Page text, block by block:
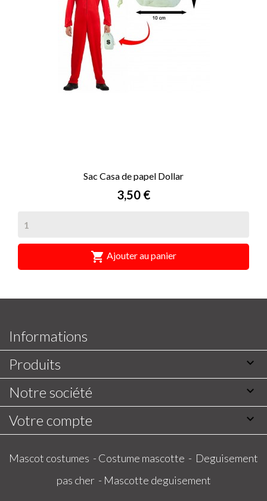
Sac Casa de papel Dollar
Prix
3,50 €
 Ajouter au panier
Informations
Produits

Notre société 
Votre compte 
Mascot costumes - Costume mascotte - Deguisement
pas cher - Mascotte deguisement